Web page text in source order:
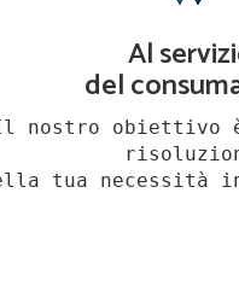
Al
del
nostro
tua necessità